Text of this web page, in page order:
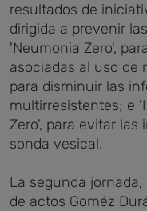
resultados de
dirigida a prevenir
'Neumonia Zero',
asociadas al uso de
para disminuir las
multirresistentes; e
Zero', para evitar
sonda vesical.
La segunda
de actos Goméz